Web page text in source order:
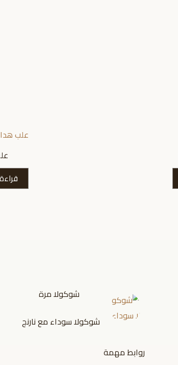
علب
شوكولا مرة
شوكولا سوداء مع نارنج
روابط مهمة